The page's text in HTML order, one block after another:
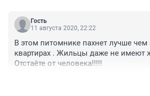
Гость
11 августа 2020, 22:22
В этом питомнике пахнет лучше
квартирах . Жильцы даже не имеют
Отстаёте от человека!!!!!